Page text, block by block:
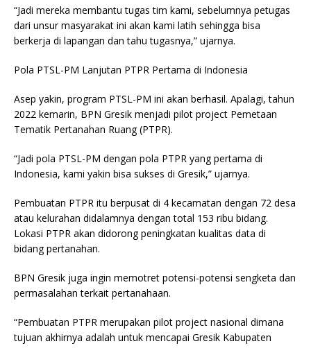
“Jadi mereka membantu tugas tim kami, sebelumnya petugas
dari unsur masyarakat ini akan kami latih sehingga bisa
berkerja di lapangan dan tahu tugasnya,” ujarnya.
Pola PTSL-PM Lanjutan PTPR Pertama di Indonesia
Asep yakin, program PTSL-PM ini akan berhasil. Apalagi, tahun
2022 kemarin, BPN Gresik menjadi pilot project Pemetaan
Tematik Pertanahan Ruang (PTPR).
“Jadi pola PTSL-PM dengan pola PTPR yang pertama di
Indonesia, kami yakin bisa sukses di Gresik,” ujarnya.
Pembuatan PTPR itu berpusat di 4 kecamatan dengan 72 desa
atau kelurahan didalamnya dengan total 153 ribu bidang.
Lokasi PTPR akan didorong peningkatan kualitas data di
bidang pertanahan.
BPN Gresik juga ingin memotret potensi-potensi sengketa dan
permasalahan terkait pertanahaan.
“Pembuatan PTPR merupakan pilot project nasional dimana
tujuan akhirnya adalah untuk mencapai Gresik Kabupaten